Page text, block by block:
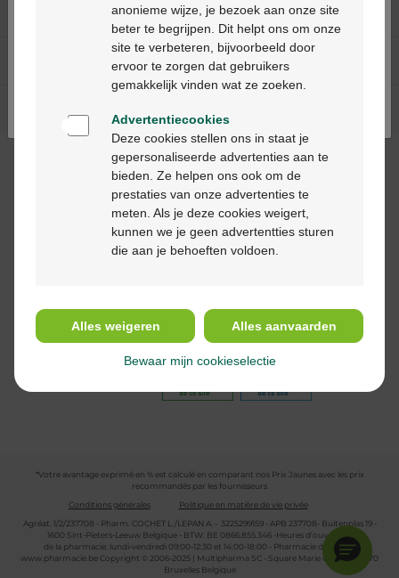
A propos de Multipharma
Méthodes de paiement
Suivez-nous
*Votre avantage exprimé en % est calculé en comparant nos Prix Jaunes avec les prix
recommandés par les fournisseurs
Conditions générales
Politique en matière de vie privée
Agréat. 1/2/237708 - Pharm. COCHET L./LEPAN A. - 3225299159 - APB 237708- Buitenplas 19 -
1600 Sint-Pieters-Leeuw Belgique - BTW: BE 0866.855.346 -Heures d'ouverture
de la pharmacie: lundi-vendredi 09:00-12:30 et 14:00-18:00 - Pharmacie de garde :
www.pharmacie.beCopyright © 2006-2025 | Multipharma SC - Square Marie Curie 30 - 1070
Bruxelles Belgique
Ga verder in het nederlands
Continuez en français
anonieme wijze, je bezoek aan onze site
beter te begrijpen. Dit helpt ons om onze
site te verbeteren, bijvoorbeeld door
ervoor te zorgen dat gebruikers
gemakkelijk vinden wat ze zoeken.
Advertentiecookies
Deze cookies stellen ons in staat je
gepersonaliseerde advertenties aan te
bieden. Ze helpen ons ook om de
prestaties van onze advertenties te
meten. Als je deze cookies weigert,
kunnen we je geen advertentties sturen
die aan je behoeften voldoen.
Alles weigeren Alles aanvaarden
Bewaar mijn cookieselectie